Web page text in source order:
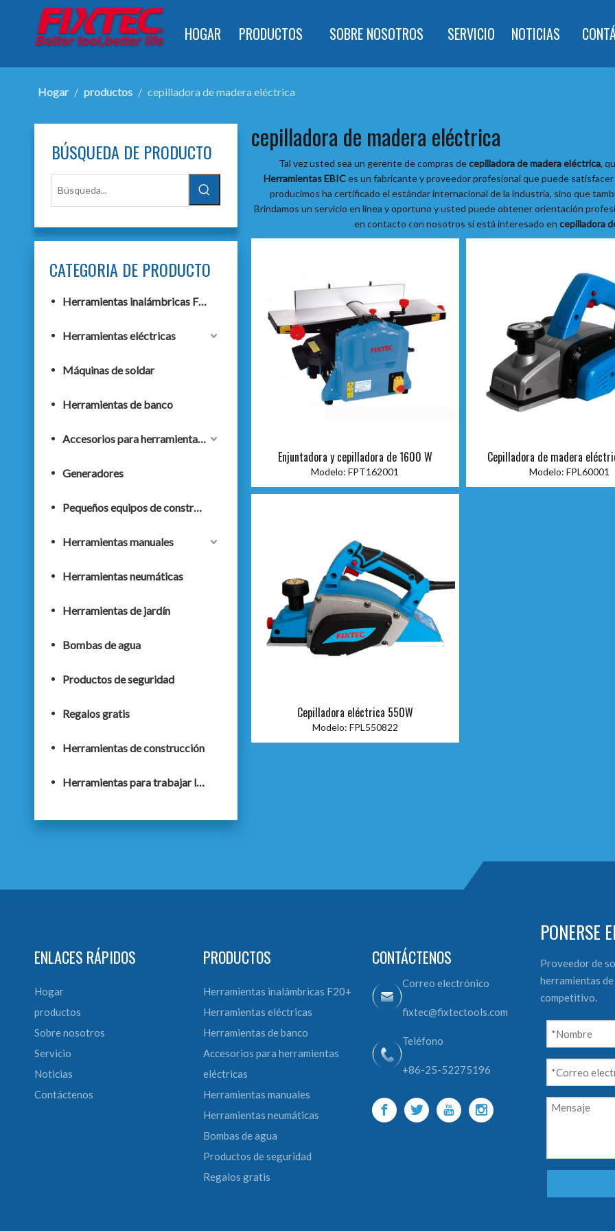
HOGAR PRODUCTOS SOBRE NOSOTROS SERVICIO NOTICIAS
Hogar / productos / cepilladora de madera eléctrica
BÚSQUEDA DE PRODUCTO
CATEGORIA DE PRODUCTO
Herramientas inalámbricas F20+
Herramientas eléctricas
Máquinas de soldar
Herramientas de banco
Accesorios para herramientas eléctricas
Generadores
Pequeños equipos de construcción
Herramientas manuales
Herramientas neumáticas
Herramientas de jardín
Bombas de agua
Productos de seguridad
Regalos gratis
Herramientas de construcción
Herramientas para trabajar la madera
cepilladora de madera eléctrica
Tal vez usted sea un gerente de compras decepilladora de madera eléctrica,
Herramientas EBICes un fabricante y proveedor profesional que puede
producimos ha certificado el estándar internacional de la industria, sino que
Brindamos un servicio en línea y oportuno y usted puede obtener orientación
en contacto con nosotros si está interesado en cepilladora
Enjuntadora y cepilladora de 1600 W
Modelo: FPT162001
Cepilladora de madera
Modelo: FPL60001
Cepilladora eléctrica 550W
Modelo: FPL550822
ENLACES RÁPIDOS
Hogar
productos
Sobre nosotros
Servicio
Noticias
Contáctenos
PRODUCTOS
Herramientas inalámbricas F20+
Herramientas eléctricas
Herramientas de banco
Accesorios para herramientas
eléctricas
Herramientas manuales
Herramientas neumáticas
Bombas de agua
Productos de seguridad
Regalos gratis
CONTÁCTENOS
Correo electrónico
fixtec@fixtectools.com
Teléfono
+86-25-52275196
PONERSE
Proveedor de
herramientas
competitivo.